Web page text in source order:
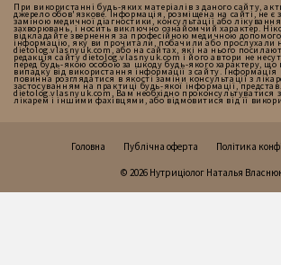
При використанні будь-яких матеріалів з даного сайту,
джерело обов'язкове. Інформація, розміщена на сайті, не є
заміною медичної діагностики, консультації або
захворювань, і носить виключно ознайомчий характер.
відкладайте звернення за професійною медичною
інформацію, яку ви прочитали, побачили або прослухали
dietolog.vlasnyuk.com, або на сайтах, які на нього
редакція сайту dietolog.vlasnyuk.com і його автори не
перед будь-якою особою за шкоду будь-якого характеру,
випадку від використання інформації з сайту. Інформація
повинна розглядатися в якості заміни консультації з
застосуванням на практиці будь-якої інформації,
dietolog.vlasnyuk.com, Вам необхідно проконсультуватися
лікарем і іншими фахівцями, або відмовитися від її
Головна Публічна оферта Політика
© 2026 Нутриціолог Наталья